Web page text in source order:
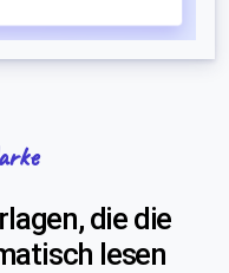
die die
lesen